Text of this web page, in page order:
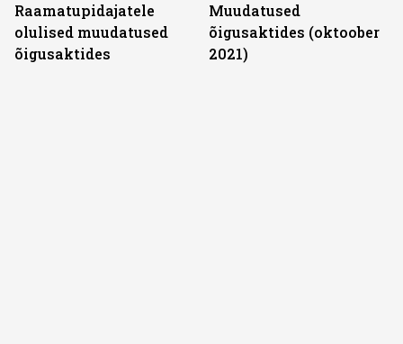
Raamatupidajatele
olulised muudatused
õigusaktides
Muudatused
õigusaktides (oktoober
2021)